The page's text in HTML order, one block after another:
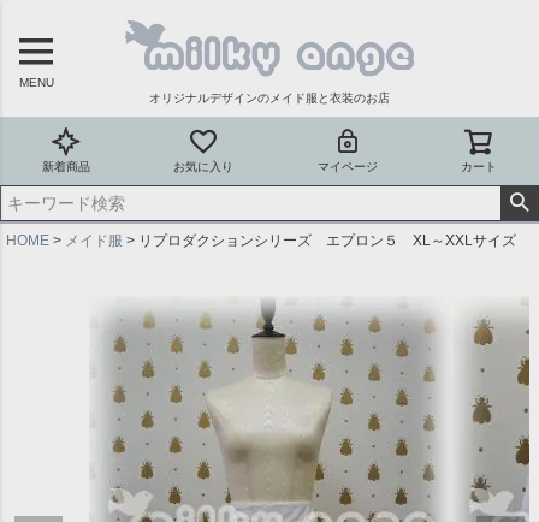
MENU
オリジナルデザインのメイド服と衣装のお店
新着商品 お気に入り マイページ カート
HOME メイド服 リプロダクションシリーズ エプロン５ XL～XXLサイズ